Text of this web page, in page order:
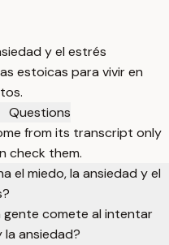
y el estrés
estoicas para vivir en
Questions
from its transcript only
check them.
el miedo, la ansiedad y el
gente comete al intentar
la ansiedad?